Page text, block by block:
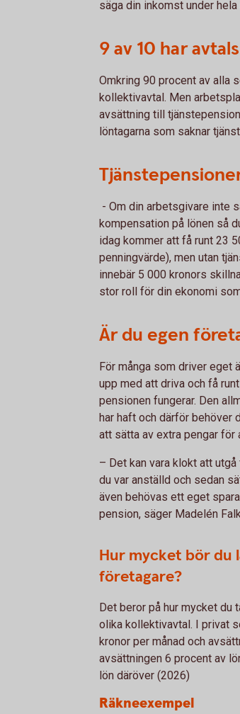
säga din inkomst under
9 av 10 har
Omkring 90 procent av alla
kollektivavtal. Men
avsättning till
löntagarna som saknar
- Om din arbetsgivare inte
kompensation på lönen så
idag kommer att få runt 23
penningvärde), men utan
innebär 5 000 kronors
stor roll för din ekonomi
Är du egen
För många som driver eget
upp med att driva och få
pensionen fungerar. Den
har haft och därför behöver
att sätta av extra pengar för
– Det kan vara klokt att
du var anställd och sedan
även behövas ett eget
pension, säger Madelén
Hur mycket bör du
företagare?
Det beror på hur mycket du
olika kollektivavtal. I privat
kronor per månad och
avsättningen 6 procent av
lön däröver (2026)
Räkneexempel